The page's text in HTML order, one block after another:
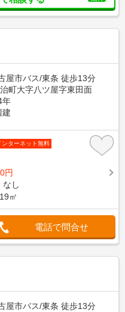
屋市バス/東条 徒歩13分
町大字八ツ屋字東田面
年
建
ンターネット無料
円
なし
㎡
電話で問合せ
屋市バス/東条 徒歩13分